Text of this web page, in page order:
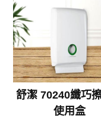
舒潔 70240纖巧
使用盒